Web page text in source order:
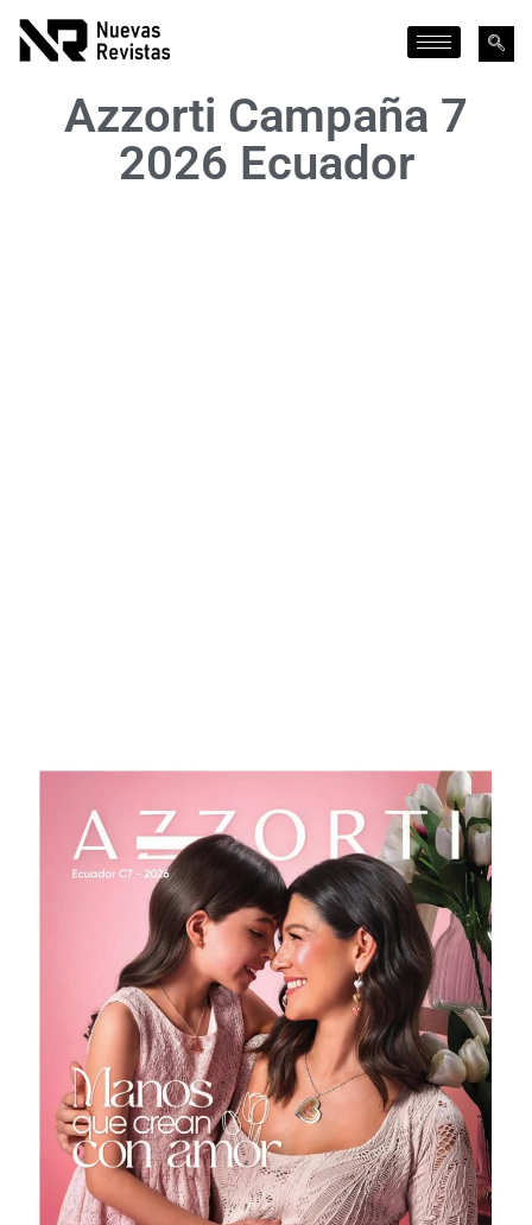
Azzorti Campaña 7
2026 Ecuador